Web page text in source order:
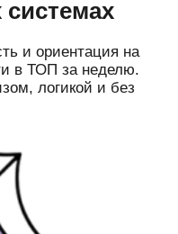
и ориентация на
в ТОП за неделю.
логикой и без